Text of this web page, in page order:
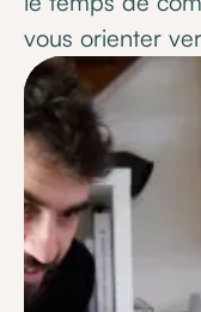
vous orienter